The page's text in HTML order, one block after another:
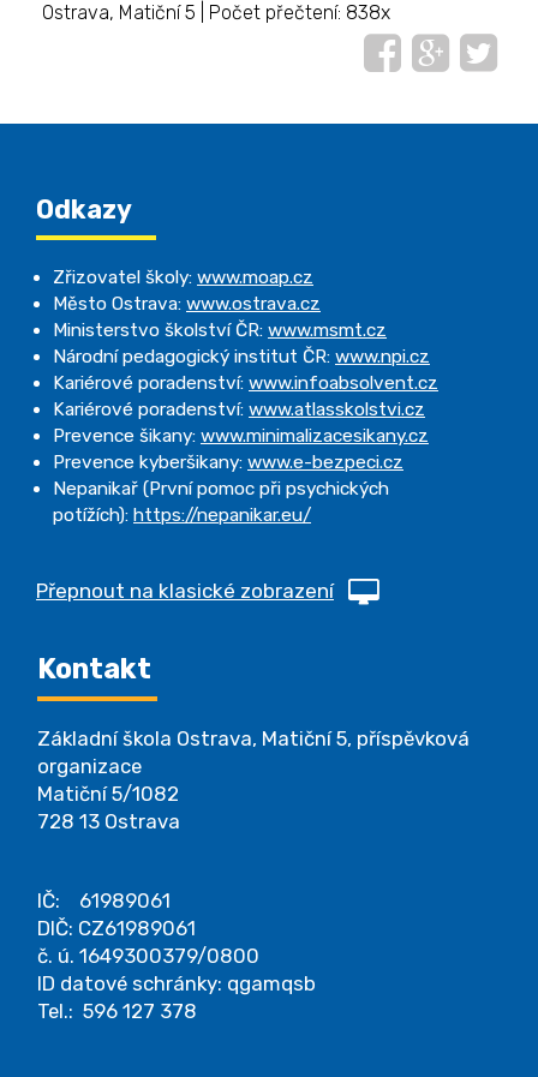
Ostrava, Matiční 5 | Počet přečtení: 838x
Odkazy
Zřizovatel školy: www.moap.cz
Město Ostrava: www.ostrava.cz
Ministerstvo školství ČR: www.msmt.cz
Národní pedagogický institut ČR: www.npi.cz
Kariérové poradenství: www.infoabsolvent.cz
Kariérové poradenství: www.atlasskolstvi.cz
Prevence šikany: www.minimalizacesikany.cz
Prevence kyberšikany: www.e-bezpeci.cz
Nepanikař (První pomoc při psychických
potížích): https://nepanikar.eu/
Přepnout na klasické zobrazení
Kontakt
Základní škola Ostrava, Matiční 5, příspěvková
organizace
Matiční 5/1082
728 13 Ostrava
IČ: 61989061
DIČ: CZ61989061
č. ú. 1649300379/0800
ID datové schránky: qgamqsb
Tel.: 596 127 378